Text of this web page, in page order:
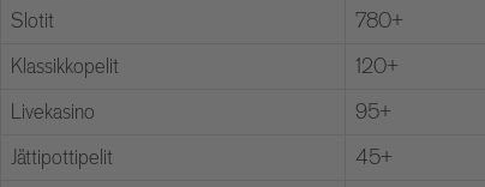
Slotit
780+
Klassikkopelit
120+
Livekasino
95+
Jättipottipelit
45+